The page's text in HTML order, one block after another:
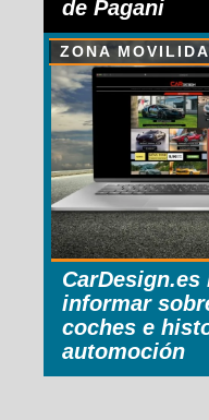
de Pagani
ZONA
CarDesign.es
informar
coches e
automoción